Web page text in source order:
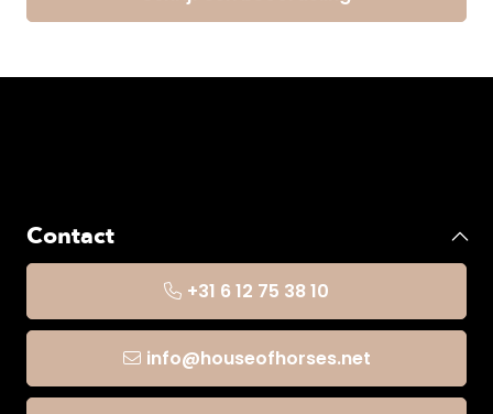
Contact
+31 6 12 75 38 10
info@houseofhorses.net